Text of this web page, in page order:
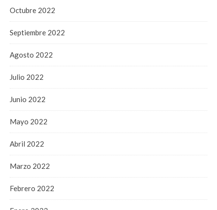
Octubre 2022
Septiembre 2022
Agosto 2022
Julio 2022
Junio 2022
Mayo 2022
Abril 2022
Marzo 2022
Febrero 2022